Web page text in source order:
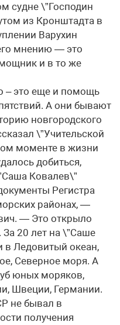
судне \”Господин
из Кронштадта в
Варухин
мнению — это
и в то же
– это еще и помощь
А они бывают
новгородского
\”Учительской
моменте в жизни
добиться,
Ковалев\”
Регистра
районах, —
— Это открыло
20 лет на \”Саше
в Ледовитый океан,
Северное моря. А
юных моряков,
Швеции, Германии.
не бывал в
получения